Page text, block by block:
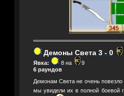
Демоны Света 3 - 0
Явка: 8 на
9
6 раундов
Демонам Света не очень повезло
мы увидели их в полной боевой